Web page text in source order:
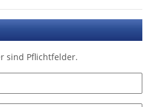
sind Pflichtfelder.